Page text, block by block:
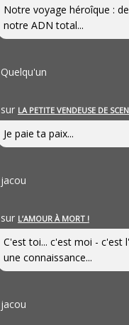
Notre voyage héroîque :
notre ADN total...
Quelqu'un
sur LA PETITE VENDEUSE DE
Je paie ta paix...
jacou
sur L’AMOUR À MORT !
C'est toi... c'est moi - c'est
une connaissance...
jacou